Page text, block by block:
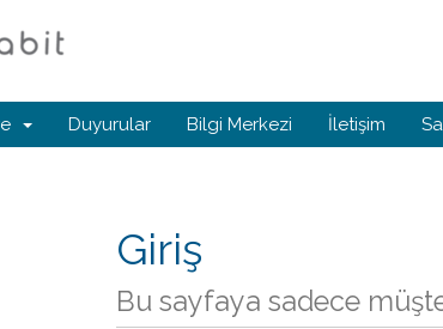
Duyurular Bilgi Merkezi İletişim
Giriş
Bu sayfaya sadece